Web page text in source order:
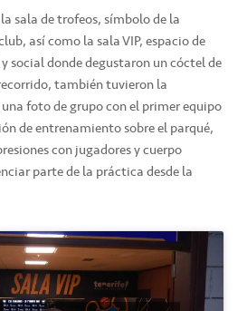
sala de trofeos, símbolo de la
así como la sala VIP, espacio de
social donde degustaron un cóctel de
también tuvieron la
foto de grupo con el primer equipo
de entrenamiento sobre el parqué,
con jugadores y cuerpo
parte de la práctica desde la